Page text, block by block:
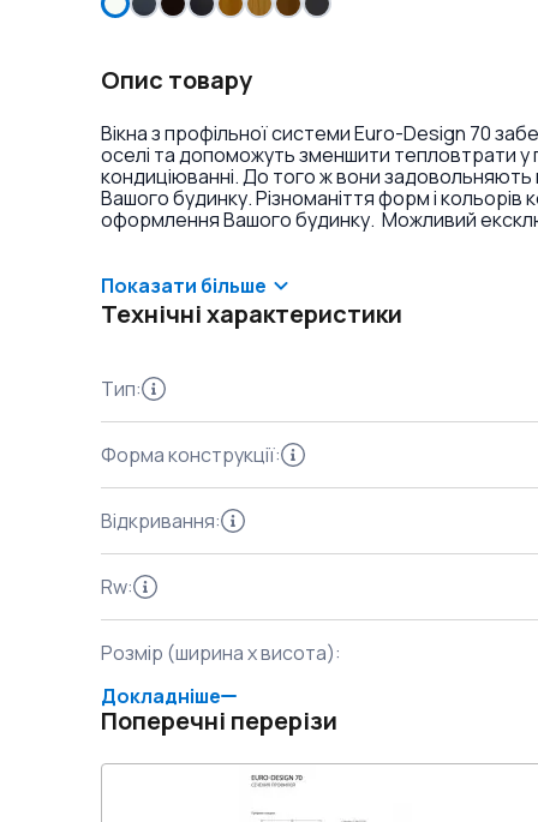
Опис товару
Вікна з профільної системи Euro-Design 70
оселі та допоможуть зменшити тепловтрати у
кондиціюванні. До того ж вони
Вашого будинку. Різноманіття форм і
оформлення Вашого будинку. Можливий
Показати більше
Технічні характеристики
Тип:
Форма конструкції:
Відкривання:
Rw:
Розмір (ширина x висота):
Докладніше
Поперечні перерізи